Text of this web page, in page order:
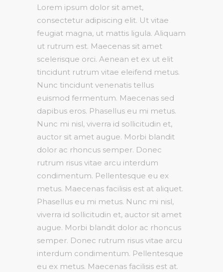
Lorem ipsum dolor sit amet,
consectetur adipiscing elit. Ut vitae
feugiat magna, ut mattis ligula. Aliquam
ut rutrum est. Maecenas sit amet
scelerisque orci. Aenean et ex ut elit
tincidunt rutrum vitae eleifend metus.
Nunc tincidunt venenatis tellus
euismod fermentum. Maecenas sed
dapibus eros. Phasellus eu mi metus.
Nunc mi nisl, viverra id sollicitudin et,
auctor sit amet augue. Morbi blandit
dolor ac rhoncus semper. Donec
rutrum risus vitae arcu interdum
condimentum. Pellentesque eu ex
metus. Maecenas facilisis est at aliquet.
Phasellus eu mi metus. Nunc mi nisl,
viverra id sollicitudin et, auctor sit amet
augue. Morbi blandit dolor ac rhoncus
semper. Donec rutrum risus vitae arcu
interdum condimentum. Pellentesque
eu ex metus. Maecenas facilisis est at.